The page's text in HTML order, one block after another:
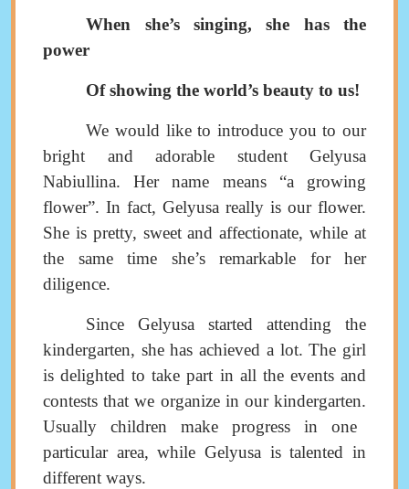
When she’s singing, she has the
power
Of showing the world’s beauty to us!
We would like to introduce you to our
bright and adorable student
Gelyusa
Nabiullina.Her name means “a growing
flower”. In fact, Gelyusa really is our flower.
She is pretty, sweet and affectionate, while at
the same time she’s remarkable for her
diligence.
Since Gelyusa started attending the
kindergarten, she hasachieved a lot. The girl
is delighted to take part in all the events and
contests that we organize in our kindergarten.
Usually children make progress in one
particular area,while Gelyusa is talented in
different ways.